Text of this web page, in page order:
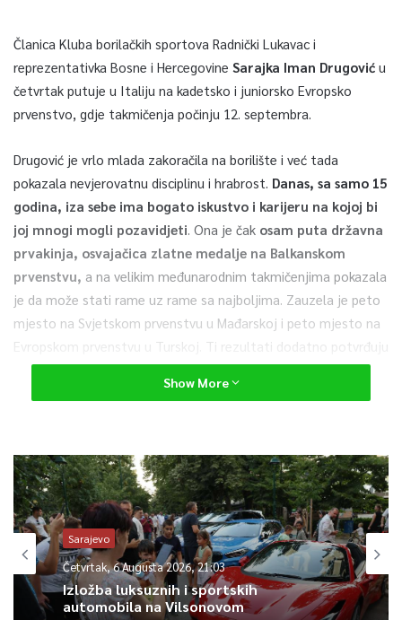
Članica Kluba borilačkih sportova Radnički Lukavac i
reprezentativka Bosne i Hercegovine Sarajka Iman Drugović u
četvrtak putuje u Italiju na kadetsko i juniorsko Evropsko
prvenstvo, gdje takmičenja počinju 12. septembra.
Drugović je vrlo mlada zakoračila na borilište i već tada
pokazala nevjerovatnu disciplinu i hrabrost. Danas, sa samo 15
godina, iza sebe ima bogato iskustvo i karijeru na kojoj bi
joj mnogi mogli pozavidjeti . Ona je čak osam puta državna
prvakinja, osvajačica zlatne medalje na Balkanskom
prvenstvu, a na velikim međunarodnim takmičenjima pokazala
je da može stati rame uz rame sa najboljima. Zauzela je peto
mjesto na Svjetskom prvenstvu u Mađarskoj i peto mjesto na
Evropskom prvenstvu u Turskoj. Ti rezultati dodatno potvrđuju
talenat ove Sarajke, upornost i odlučnost da se razvija u
pravcu velikih sportskih dostignuća.
posvećenost i ljubav prema domovini.U svaku borbu ulazi sa
željom da dostojno predstavi Bosnu i Hercegovinu.
– Idem hrabro i odlučno, spremnada dam maksimum na
takmičenju i da ponosno branim boje svoje domovine–
poručila je pred polazak u Italiju.
Show More
Sarajevo
Četvrtak, 6 Augusta 2026, 21:03
Izložba luksuznih i sportskih
automobila na Vilsonovom